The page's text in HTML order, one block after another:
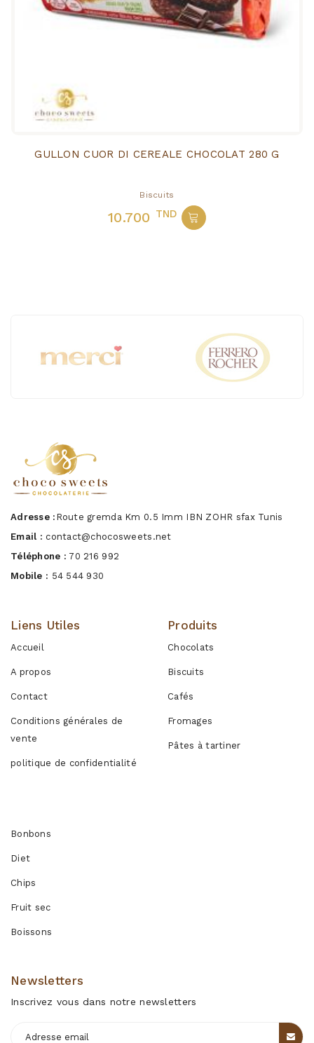
GULLON CUOR DI CEREALE CHOCOLAT 280 G
Biscuits
10.700 TND
Adresse : Route gremda Km 0.5 Imm IBN ZOHR sfax Tunis
Email : contact@chocosweets.net
Téléphone : 70 216 992
Mobile : 54 544 930
Liens Utiles
Accueil
A propos
Contact
Conditions générales de
vente
politique de confidentialité
Produits
Chocolats
Biscuits
Cafés
Fromages
Pâtes à tartiner
Bonbons
Diet
Chips
Fruit sec
Boissons
Newsletters
Inscrivez vous dans notre newsletters